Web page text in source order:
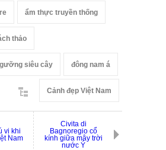
ẩm thực truyền thống
thảo
siêu cây đông nam á
Cảnh đẹp Việt Nam
vị khi
Nam
Civita di
Bagnoregio cổ
kính giữa mây trời
nước Ý